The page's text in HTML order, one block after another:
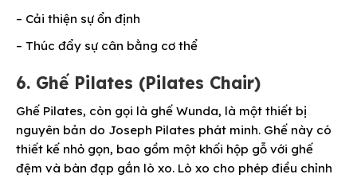
– Cải thiện sự ổn định
– Thúc đẩy sự cân bằng cơ thể
6. Ghế Pilates (Pilates Chair)
Ghế Pilates, còn gọi là ghế Wunda, là một thiết bị
nguyên bản do Joseph Pilates phát minh. Ghế này có
thiết kế nhỏ gọn, bao gồm một khối hộp gỗ với ghế
đệm và bàn đạp gắn lò xo. Lò xo cho phép điều chỉnh